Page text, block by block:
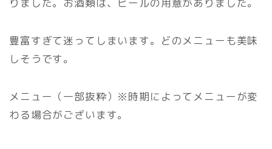
豊富すぎて迷ってしまいます。どのメニューも美味
しそうです。
メニュー（一部抜粋）※時期によってメニューが変
わる場合がございます。